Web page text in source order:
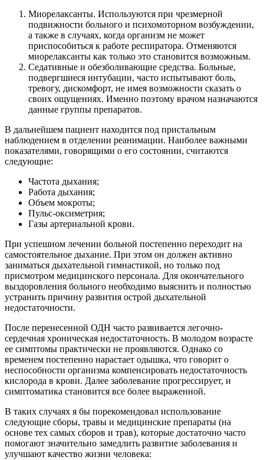
Миорелаксанты. Используются при чрезмерной
подвижности больного и психомоторном возбуждении,
а также в случаях, когда организм не может
приспособиться к работе респиратора. Отменяются
миорелаксанты как только это становится возможным.
Седативные и обезболивающие средства. Больные,
подвергшиеся интубации, часто испытывают боль,
тревогу, дискомфорт, не имея возможности сказать о
своих ощущениях. Именно поэтому врачом назначаются
данные группы препаратов.
В дальнейшем пациент находится под пристальным
наблюдением в отделении реанимации. Наиболее важными
показателями, говорящими о его состоянии, считаются
следующие:
Частота дыхания;
Работа дыхания;
Объем мокроты;
Пульс-оксиметрия;
Газы артериальной крови.
При успешном лечении больной постепенно переходит на
самостоятельное дыхание. При этом он должен активно
заниматься дыхательной гимнастикой, но только под
присмотром медицинского персонала. Для окончательного
выздоровления больного необходимо выяснить и полностью
устранить причину развития острой дыхательной
недостаточности.
После перенесенной ОДН часто развивается легочно-
сердечная хроническая недостаточность. В молодом возрасте
ее симптомы практически не проявляются. Однако со
временем постепенно нарастает одышка, что говорит о
неспособности организма компенсировать недостаточность
кислорода в крови. Далее заболевание прогрессирует, и
симптоматика становится все более выраженной.
В таких случаях я бы порекомендовал использование
следующие сборы, травы и медицинские препараты (на
основе тех самых сборов и трав), которые достаточно часто
помогают значительно замедлить развитие заболевания и
улучшают качество жизни человека: